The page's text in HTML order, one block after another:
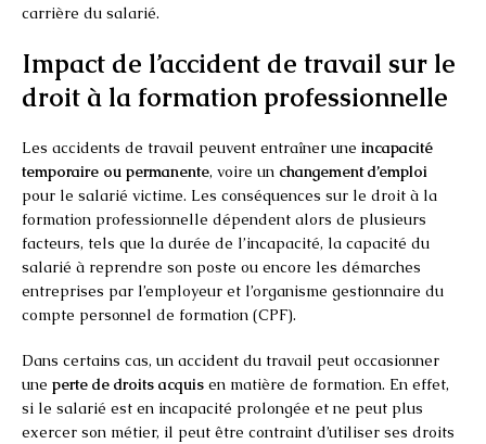
carrière du salarié.
Impact de l’accident de travail sur le
droit à la formation professionnelle
Les accidents de travail peuvent entraîner une incapacité
temporaire ou permanente, voire un changement d’emploi
pour le salarié victime. Les conséquences sur le droit à la
formation professionnelle dépendent alors de plusieurs
facteurs, tels que la durée de l’incapacité, la capacité du
salarié à reprendre son poste ou encore les démarches
entreprises par l’employeur et l’organisme gestionnaire du
compte personnel de formation (CPF).
Dans certains cas, un accident du travail peut occasionner
une perte de droits acquis en matière de formation. En effet,
si le salarié est en incapacité prolongée et ne peut plus
exercer son métier, il peut être contraint d’utiliser ses droits